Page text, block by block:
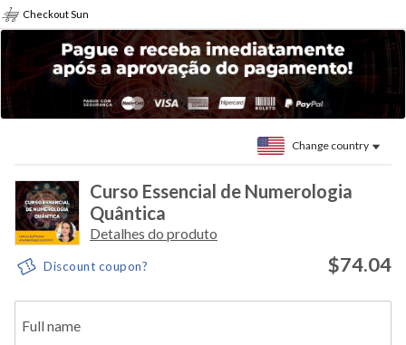
Checkout Sun
Change country
Curso Essencial de Numerologia
Quântica
Detalhes do produto
Discount coupon? $74.04
Full name